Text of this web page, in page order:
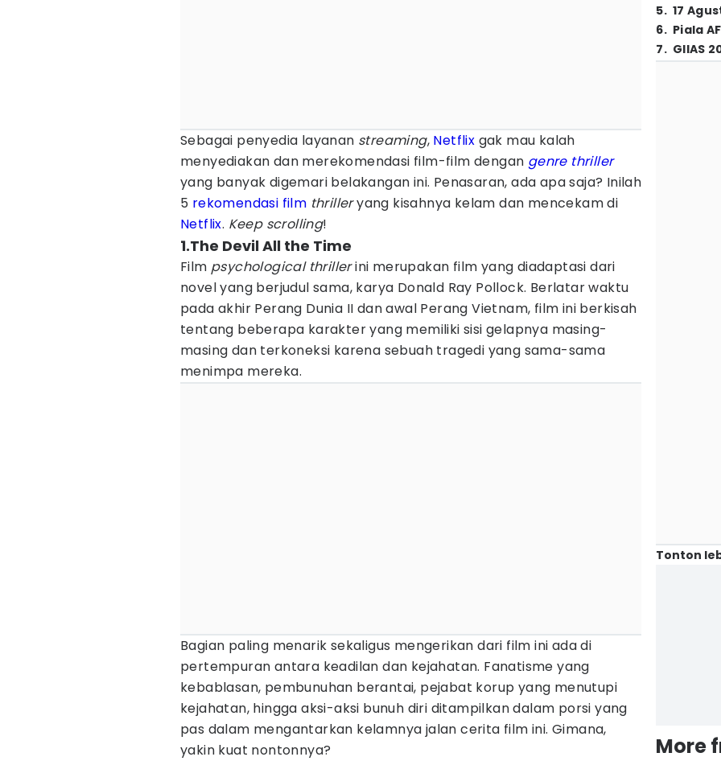
Sebagai penyedia layanan streaming, Netflix gak mau kalah
menyediakan dan merekomendasi film-film dengan genre thriller
yang banyak digemari belakangan ini. Penasaran, ada apa saja? Inilah
5 rekomendasi film thrilleryang kisahnya kelam dan mencekam di
Netflix. Keep scrolling!
1.The Devil All the Time
Film psychological thrillerini merupakan film yang diadaptasi dari
novel yang berjudul sama, karya Donald Ray Pollock. Berlatar waktu
pada akhir Perang Dunia II dan awal Perang Vietnam, film ini berkisah
tentang beberapa karakter yang memiliki sisi gelapnya masing-
masing dan terkoneksi karena sebuah tragedi yang sama-sama
menimpa mereka.
Bagian paling menarik sekaligus mengerikan dari film ini ada di
pertempuran antara keadilan dan kejahatan. Fanatisme yang
kebablasan, pembunuhan berantai, pejabat korup yang menutupi
kejahatan, hingga aksi-aksi bunuh diri ditampilkan dalam porsi yang
pas dalam mengantarkan kelamnya jalan cerita film ini. Gimana,
yakin kuat nontonnya?
5. 17
6. Piala
7. GIIAS
Tonton
More